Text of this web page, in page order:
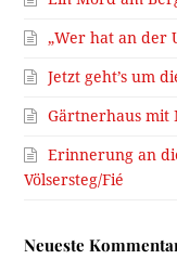
„Wer hat an der
Jetzt geht’s um
Gärtnerhaus mit
Erinnerung an
Völsersteg/Fié
Neueste